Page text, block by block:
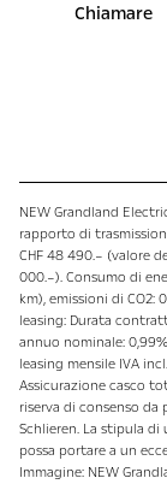
Chiamare
NEW Grandland
rapporto di
CHF 48 490.– (valore
000.–). Consumo di
km), emissioni di CO2:
leasing: Durata
annuo nominale:
leasing mensile IVA
Assicurazione casco
riserva di consenso da
Schlieren. La stipula
possa portare a un
Immagine: NEW